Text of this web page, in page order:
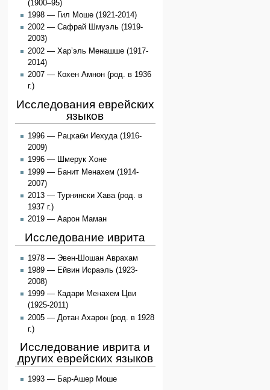
(1900–95)
1998 — Гил Моше (1921-2014)
2002 — Сафрай Шмуэль (1919-
2003)
2002 — Хар’эль Менашше (1917-
2014)
2007 — Кохен Амнон (род. в 1936
г.)
Исследования еврейских
языков
1996 — Рацхаби Иехуда (1916-
2009)
1996 — Шмерук Хоне
1999 — Банит Менахем (1914-
2007)
2013 — Турнянски Хава (род. в
1937 г.)
2019 — Аарон Маман
Исследование иврита
1978 — Эвен-Шошан Аврахам
1989 — Ейвин Исраэль (1923-
2008)
1999 — Кадари Менахем Цви
(1925-2011)
2005 — Дотан Ахарон (род. в 1928
г.)
Исследование иврита и
других еврейских языков
1993 — Бар-Ашер Моше